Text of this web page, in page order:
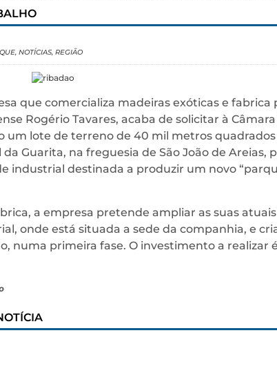
, NOTÍCIAS, REGIÃO
que comercializa madeiras exóticas e fabrica
Rogério Tavares, acaba de solicitar à
um lote de terreno de 40 mil metros
Guarita, na freguesia de São João de Areias,
industrial destinada a produzir um novo
a empresa pretende ampliar as suas
onde está situada a sede da companhia, e
numa primeira fase. O investimento a realizar